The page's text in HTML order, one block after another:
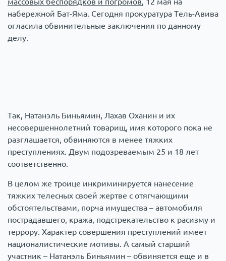
набережной Бат-Яма. Сегодня прокуратура Тель-Авива
огласила обвинительные заключения по данному
делу.
Так, Натанэль Биньямин, Лахав Оханин и их
несовершеннолетний товарищ, имя которого пока не
разглашается, обвиняются в менее тяжких
преступлениях. Двум подозреваемым 25 и 18 лет
соответственно.
В целом же троице инкриминируется нанесение
тяжких телесных своей жертве с отягчающими
обстоятельствами, порча имущества – автомобиля
пострадавшего, кража, подстрекательство к расизму и
террору. Характер совершения преступлений имеет
националистические мотивы. А самый старший
участник – Натанэль Биньямин – обвиняется еще и в